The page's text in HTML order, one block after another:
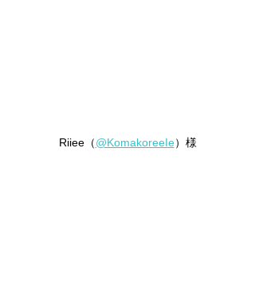
Riiee（@KomakoreeIe）様